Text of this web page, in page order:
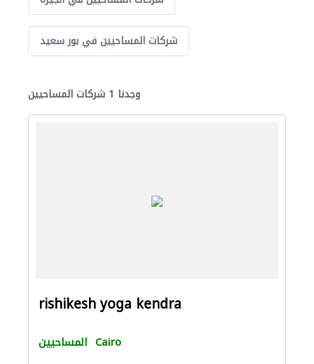
شركات المساحيين في بور سعيد
وجدنا 1 شركات المساحيين
rishikesh yoga kendra
المساحيين Cairo